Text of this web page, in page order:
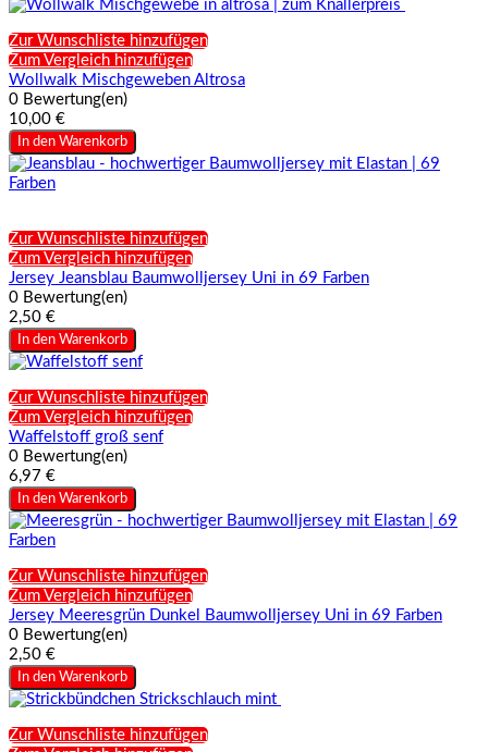
Zur Wunschliste hinzufügen
Zum Vergleich hinzufügen
Wollwalk Mischgeweben Altrosa
0 Bewertung(en)
10,00 €
In den Warenkorb
Zur Wunschliste hinzufügen
Zum Vergleich hinzufügen
Jersey Jeansblau Baumwolljersey Uni in 69 Farben
0 Bewertung(en)
2,50 €
In den Warenkorb
Zur Wunschliste hinzufügen
Zum Vergleich hinzufügen
Waffelstoff groß senf
0 Bewertung(en)
6,97 €
In den Warenkorb
Zur Wunschliste hinzufügen
Zum Vergleich hinzufügen
Jersey Meeresgrün Dunkel Baumwolljersey Uni in 69 Farben
0 Bewertung(en)
2,50 €
In den Warenkorb
Zur Wunschliste hinzufügen